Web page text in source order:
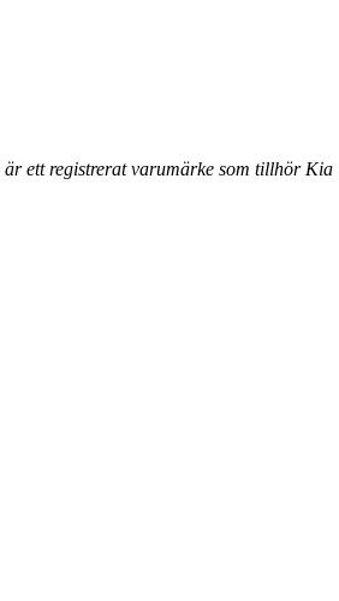
ett registrerat varumärke som tillhör Kia